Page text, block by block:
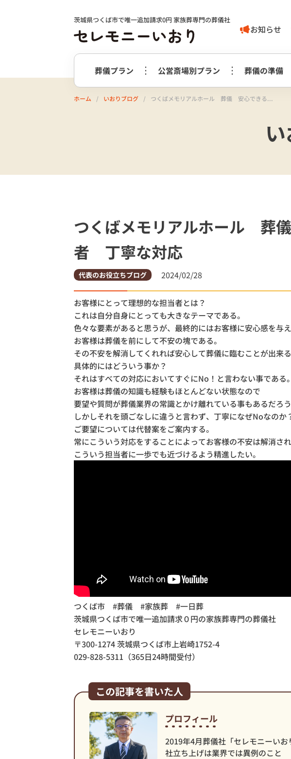
茨城県つくば市で唯一追加請求0円 家族葬専門の葬儀社
お知らせ
葬儀プラン
白木
公営斎場別プラン
つくばメモリアルホー
牛久市 阿見町
土浦市
土浦市営斎場
葬儀の準備
ホーム いおりブログ つくばメモリアルホール 葬儀 安心できる...
つくばメモリアルホール 葬
者 丁寧な対応
代表のお役立ちブログ 2024/02/28
お客様にとって理想的な担当者とは？
これは自分自身にとっても大きなテーマである。
色々な要素があると思うが、最終的にはお客様に安心感を与
お客様は葬儀を前にして不安の塊である。
その不安を解消してくれれば安心して葬儀に臨むことが出来る
具体的にはどういう事か？
それはすべての対応においてすぐにNo！と言わない事である。
お客様は葬儀の知識も経験もほとんどない状態なので
要望や質問が葬儀業界の常識とかけ離れている事もあるだろう
しかしそれを頭ごなしに違うと言わず、丁寧になぜNoなのか
ご要望については代替案をご案内する。
常にこういう対応をすることによってお客様の不安は解消され
こういう担当者に一歩でも近づけるよう精進したい。
つくば市 #葬儀 #家族葬 #一日葬
茨城県つくば市で唯一追加請求０円の家族葬専門の葬儀社
セレモニーいおり
〒300-1274 茨城県つくば市上岩崎1752-4
029-828-5311（365日24時間受付）
この記事を書いた人
プロフィール
2019年4月葬儀社「セレモニーい
社立ち上げは業界では異例のこと